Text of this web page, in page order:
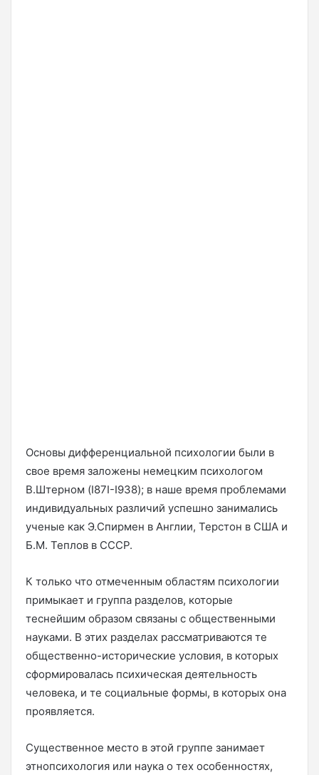
Основы дифференциальной психологии были в
свое время заложены немецким психологом
В.Штерном (I87I-I938); в наше время проблемами
индивидуальных различий успешно занимались
ученые как Э.Спирмен в Англии, Терстон в США и
Б.М. Теплов в СССР.
К только что отмеченным областям психологии
примыкает и группа разделов, которые
теснейшим образом связаны с общественными
науками. В этих разделах рассматриваются те
общественно-исторические условия, в которых
сформировалась психическая деятельность
человека, и те социальные формы, в которых она
проявляется.
Существенное место в этой группе занимает
этнопсихология или наука о тех особенностях,